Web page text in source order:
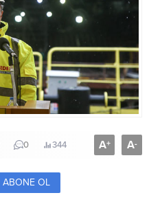
0 344 A+ A-
ABONE OL